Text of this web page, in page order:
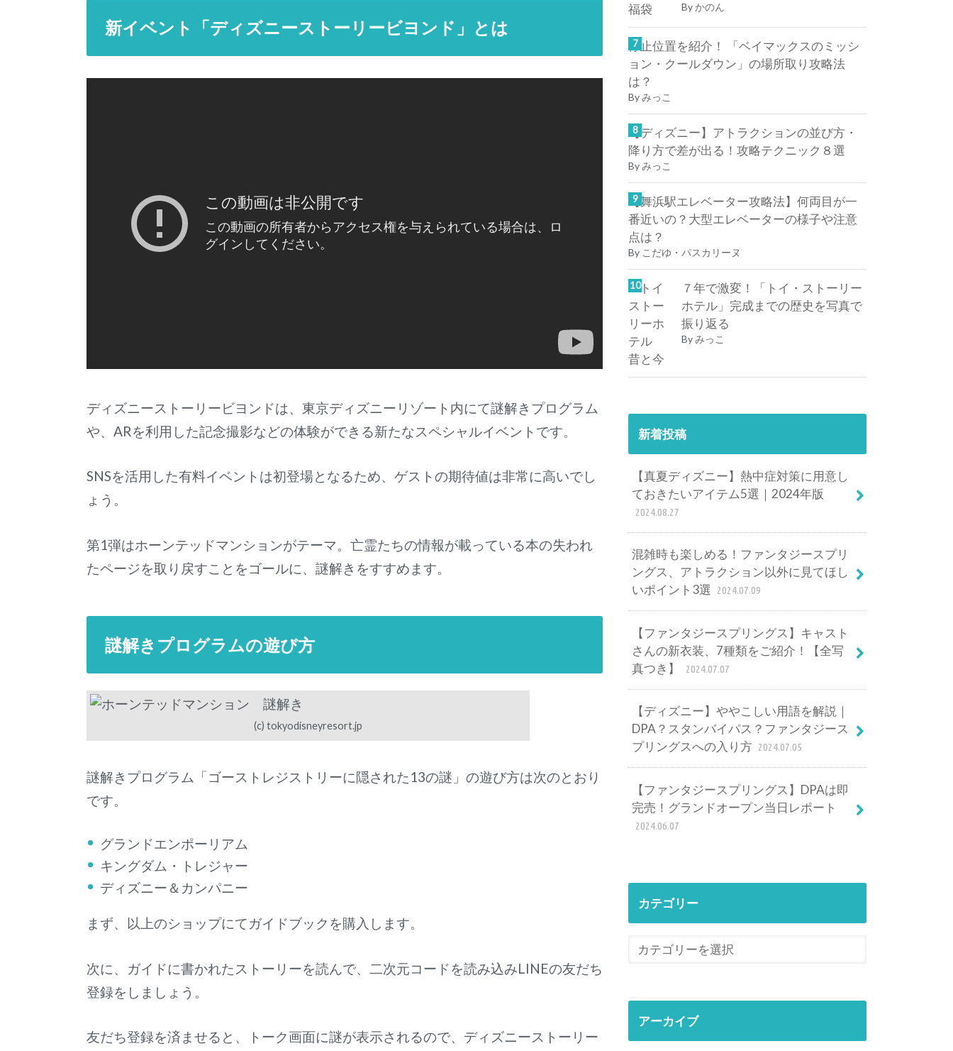
新イベント「ディズニーストーリービヨンド」とは
ディズニーストーリービヨンドは、東京ディズニーリゾート内にて謎解きプログラム
や、ARを利用した記念撮影などの体験ができる新たなスペシャルイベントです。
SNSを活用した有料イベントは初登場となるため、ゲストの期待値は非常に高いでし
ょう。
第1弾はホーンテッドマンションがテーマ。亡霊たちの情報が載っている本の失われ
たページを取り戻すことをゴールに、謎解きをすすめます。
謎解きプログラムの遊び方
(c) tokyodisneyresort.jp
謎解きプログラム「ゴーストレジストリーに隠された13の謎」の遊び方は次のとおり
です。
グランドエンポーリアム
キングダム・トレジャー
ディズニー＆カンパニー
まず、以上のショップにてガイドブックを購入します。
次に、ガイドに書かれたストーリーを読んで、二次元コードを読み込みLINEの友だち
登録をしましょう。
友だち登録を済ませると、トーク画面に謎が表示されるので、ディズニーストーリー
Byかのん
停止位置を紹介！ 「ベイマックスのミッシ
ョン・クールダウン」の場所取り攻略法
は？
Byみっこ
【ディズニー】アトラクションの並び方・
降り方で差が出る！攻略テクニック８選
Byみっこ
【舞浜駅エレベーター攻略法】何両目が一
番近いの？大型エレベーターの様子や注意
点は？
By こだゆ・パスカリーヌ
７年で激変！「トイ・ストーリー
ホテル」完成までの歴史を写真で
振り返る
Byみっこ
新着投稿
【真夏ディズニー】熱中症対策に用意し
ておきたいアイテム5選｜2024年版
2024.08.27
混雑時も楽しめる！ファンタジースプリ
ングス、アトラクション以外に見てほし
いポイント3選 2024.07.09
【ファンタジースプリングス】キャスト
さんの新衣装、7種類をご紹介！【全写
真つき】
2024.07.07
【ディズニー】ややこしい用語を解説｜
DPA？スタンバイパス？ファンタジース
プリングスへの入り方 2024.07.05
【ファンタジースプリングス】DPAは即
完売！グランドオープン当日レポート
2024.06.07
カテゴリー
アーカイブ